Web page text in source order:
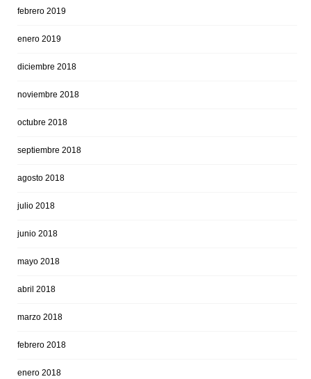
febrero 2019
enero 2019
diciembre 2018
noviembre 2018
octubre 2018
septiembre 2018
agosto 2018
julio 2018
junio 2018
mayo 2018
abril 2018
marzo 2018
febrero 2018
enero 2018